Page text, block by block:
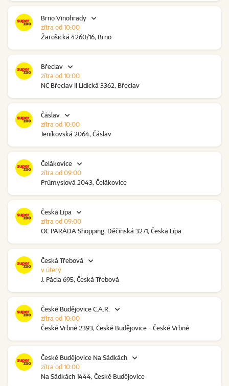
Brno Vinohrady
Žarošická 4260/16, Brno
zítra od 10:00
Břeclav
NC Břeclav II Lidická 3362, Břeclav
zítra od 10:00
Čáslav
Jeníkovská 2064, Čáslav
zítra od 10:00
Čelákovice
Průmyslová 2043, Čelákovice
zítra od 09:00
Česká Lípa
OC PARÁDA Shopping, Děčínská 3271, Česká Lípa
zítra od 09:00
Česká Třebová
J. Pácla 695, Česká Třebová
v úterý
České Budějovice C.A.R.
České Vrbné 2393, České Budějovice - České Vrbné
zítra od 10:00
České Budějovice Na Sádkách
Na Sádkách 1444, České Budějovice
zítra od 10:00